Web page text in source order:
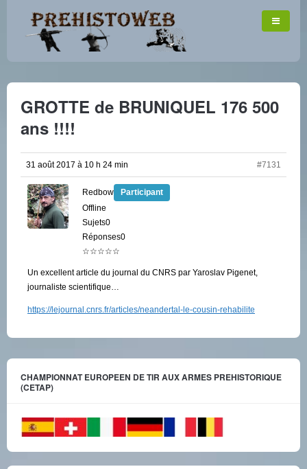
GROTTE de BRUNIQUEL 176 500
ans !!!!
31 août 2017 à 10 h 24 min #7131
Redbow
Participant
Offline
Sujets0
Réponses0
☆☆☆☆☆
Un excellent article du journal du CNRS par Yaroslav Pigenet,
journaliste scientifique…
https://lejournal.cnrs.fr/articles/neandertal-le-cousin-rehabilite
CHAMPIONNAT EUROPEEN DE TIR AUX ARMES PREHISTORIQUE
(CETAP)